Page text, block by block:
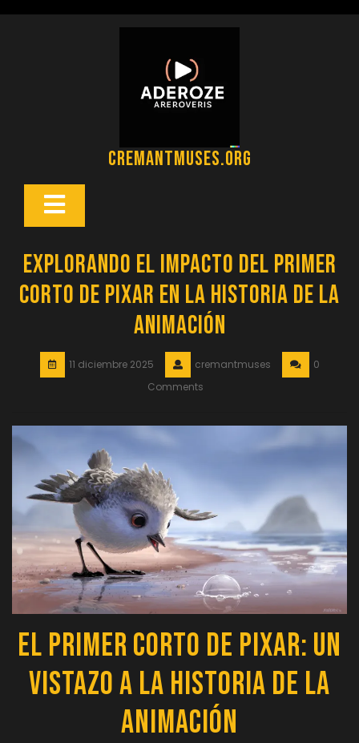
cremantmuses.org
Botón
Explorando el Impacto del Primer
Corto de Pixar en la Historia de la
Animación
11 diciembre 2025 cremantmuses
0
Comments
El Primer Corto de Pixar: Un
Vistazo a la Historia de la
Animación